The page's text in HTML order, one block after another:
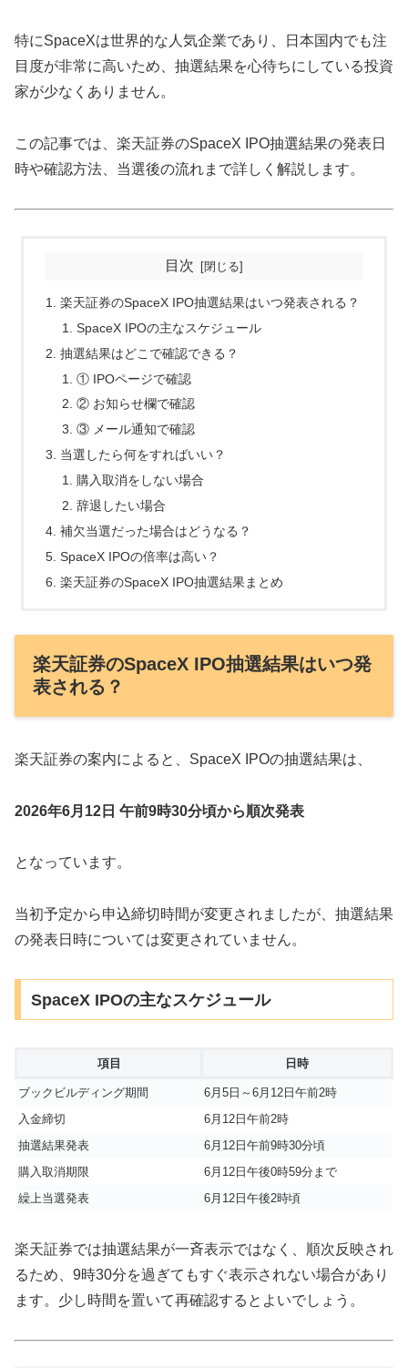
特にSpaceXは世界的な人気企業であり、日本国内でも注
目度が非常に高いため、抽選結果を心待ちにしている投資
家が少なくありません。
この記事では、楽天証券のSpaceX IPO抽選結果の発表日
時や確認方法、当選後の流れまで詳しく解説します。
目次
楽天証券のSpaceX IPO抽選結果はいつ発表される？
SpaceX IPOの主なスケジュール
抽選結果はどこで確認できる？
① IPOページで確認
② お知らせ欄で確認
③ メール通知で確認
当選したら何をすればいい？
購入取消をしない場合
辞退したい場合
補欠当選だった場合はどうなる？
SpaceX IPOの倍率は高い？
楽天証券のSpaceX IPO抽選結果まとめ
楽天証券のSpaceX IPO抽選結果はいつ発
表される？
楽天証券の案内によると、SpaceX IPOの抽選結果は、
2026年6月12日 午前9時30分頃から順次発表
となっています。
当初予定から申込締切時間が変更されましたが、抽選結果
の発表日時については変更されていません。
SpaceX IPOの主なスケジュール
項目 日時
ブックビルディング期間
6月5日～6月12日午前2時
入金締切
6月12日午前2時
抽選結果発表
6月12日午前9時30分頃
購入取消期限
6月12日午後0時59分まで
繰上当選発表
6月12日午後2時頃
楽天証券では抽選結果が一斉表示ではなく、順次反映され
るため、9時30分を過ぎてもすぐ表示されない場合があり
ます。少し時間を置いて再確認するとよいでしょう。